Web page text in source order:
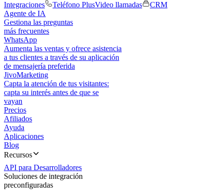
Integraciones
Teléfono PlusVideo llamadas
CRM
Agente de IA
Gestiona las preguntas
más frecuentes
WhatsApp
Aumenta las ventas y ofrece asistencia
a tus clientes a través de su aplicación
de mensajería preferida
JivoMarketing
Capta la atención de tus visitantes:
capta su interés antes de que se
vayan
Precios
Afiliados
Ayuda
Aplicaciones
Blog
Recursos
API para Desarrolladores
Soluciones de integración
preconfiguradas